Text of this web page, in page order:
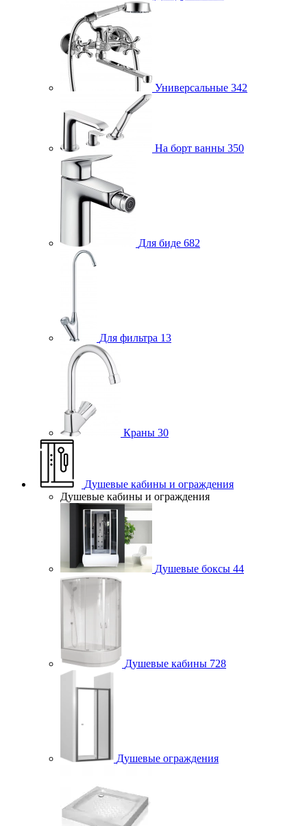
Универсальные 342
На борт ванны 350
Для биде 682
Для фильтра 13
Краны 30
Душевые кабины и ограждения
Душевые кабины и ограждения
Душевые боксы 44
Душевые кабины 728
Душевые ограждения